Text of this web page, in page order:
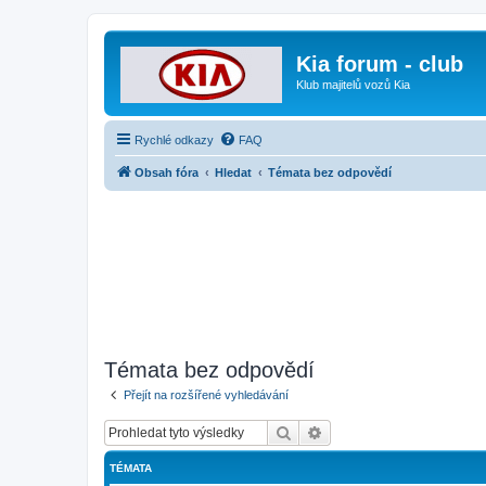
Kia forum - club
Klub majitelů vozů Kia
Rychlé odkazy FAQ
Obsah fóra Hledat Témata bez odpovědí
Témata bez odpovědí
Přejít na rozšířené vyhledávání
Hledat
TÉMATA